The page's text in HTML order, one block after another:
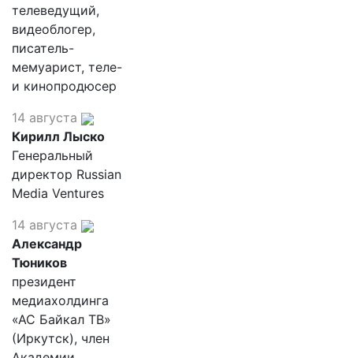
телеведущий,
видеоблогер,
писатель-
мемуарист, теле-
и кинопродюсер
14 августа
Кирилл Лыско
Генеральный
директор Russian
Media Ventures
14 августа
Александр
Тюников
президент
медиахолдинга
«АС Байкал ТВ»
(Иркутск), член